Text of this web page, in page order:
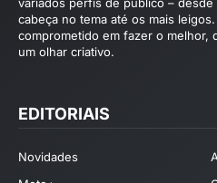
variados perfis de público –
cabeça no tema até os mais
comprometido em fazer o melhor,
um olhar criativo.
EDITORIAIS
Novidades